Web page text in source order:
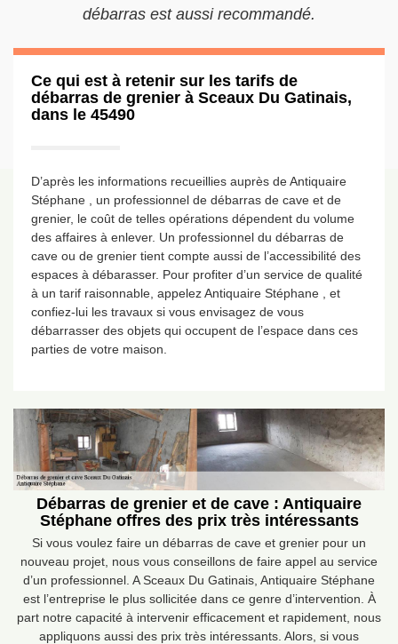
débarras est aussi recommandé.
Ce qui est à retenir sur les tarifs de
débarras de grenier à Sceaux Du Gatinais,
dans le 45490
D’après les informations recueillies auprès de Antiquaire
Stéphane , un professionnel de débarras de cave et de
grenier, le coût de telles opérations dépendent du volume
des affaires à enlever. Un professionnel du débarras de
cave ou de grenier tient compte aussi de l’accessibilité des
espaces à débarasser. Pour profiter d’un service de qualité
à un tarif raisonnable, appelez Antiquaire Stéphane , et
confiez-lui les travaux si vous envisagez de vous
débarrasser des objets qui occupent de l’espace dans ces
parties de votre maison.
Débarras de grenier et de cave : Antiquaire
Stéphane offres des prix très intéressants
Si vous voulez faire un débarras de cave et grenier pour un
nouveau projet, nous vous conseillons de faire appel au service
d’un professionnel. A Sceaux Du Gatinais, Antiquaire Stéphane
est l’entreprise le plus sollicitée dans ce genre d’intervention. À
part notre capacité à intervenir efficacement et rapidement, nous
appliquons aussi des prix très intéressants. Alors, si vous